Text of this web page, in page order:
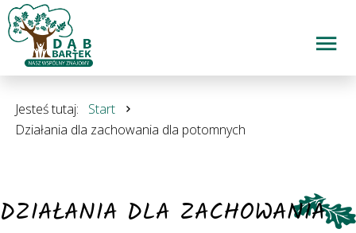
Jesteś tutaj:
Start
Działania dla zachowania dla potomnych
DZIAŁANIA DLA ZACHOWANIA